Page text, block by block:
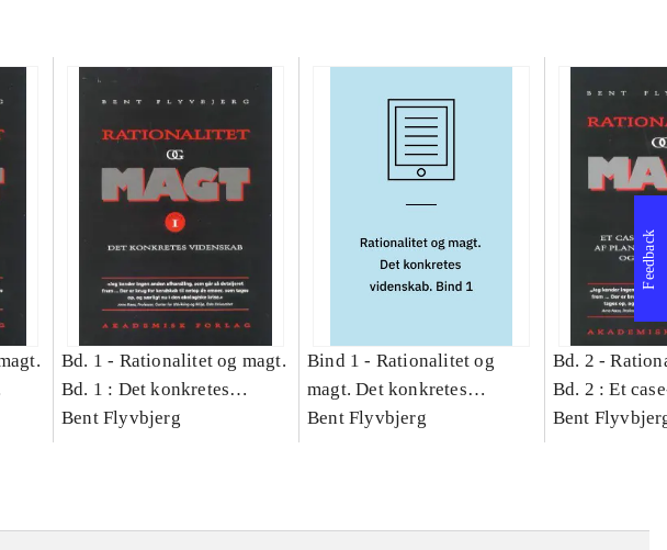
Bd. 1 - Rationalitet og magt.
Bd. 1 : Det konkretes
videnskab
Bent Flyvbjerg
Bind 1 - Rationalitet og
magt. Det konkretes
videnskab. Bind 1
Bent Flyvbjerg
Bd. 2 -
Bd. 2 : Et
studie af
Bent
Feedback